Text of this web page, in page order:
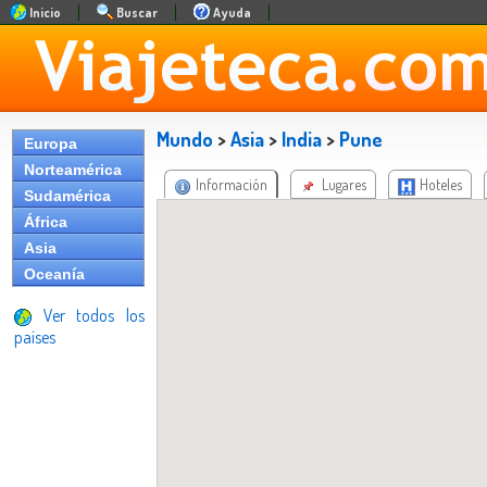
Inicio Buscar Ayuda
Europa
Norteamérica
Sudamérica
África
Asia
Oceanía
Ver todos los
países
Mundo >Asia > India > Pune
Información Lugares Hoteles